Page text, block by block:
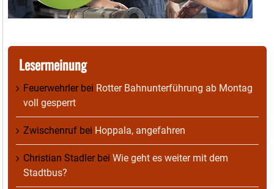
Lesermeinung
Feuerwehrlerbei Rotter Bahnunterführung ab Montag
voll gesperrt
Zwischenruf bei Hoppala, angefahren
Christian Stadlerbei Wie geht es weiter mit dem
Stadtbus?